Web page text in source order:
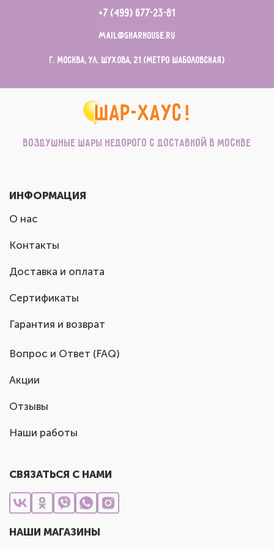
+7 (499) 677-23-81
mail@sharhouse.ru
г. Москва, ул. Шухова, 21 (метро Шаболовская)
Воздушные шары недорого с доставкой в Москве
ИНФОРМАЦИЯ
О нас
Контакты
Доставка и оплата
Сертификаты
Гарантия и возврат
Вопрос и Ответ (FAQ)
Акции
Отзывы
Наши работы
СВЯЗАТЬСЯ С НАМИ
НАШИ МАГАЗИНЫ